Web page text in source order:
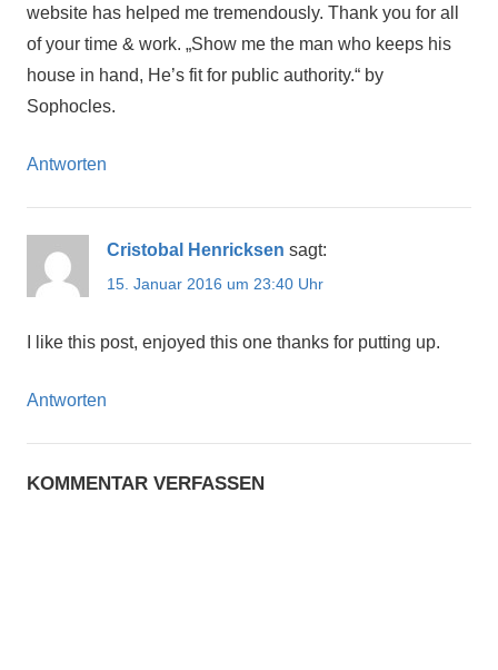
website has helped me tremendously. Thank you for all
of your time & work. „Show me the man who keeps his
house in hand, He’s fit for public authority.“ by
Sophocles.
Antworten
Cristobal Henricksen sagt:
15. Januar 2016 um 23:40 Uhr
I like this post, enjoyed this one thanks for putting up.
Antworten
KOMMENTAR VERFASSEN